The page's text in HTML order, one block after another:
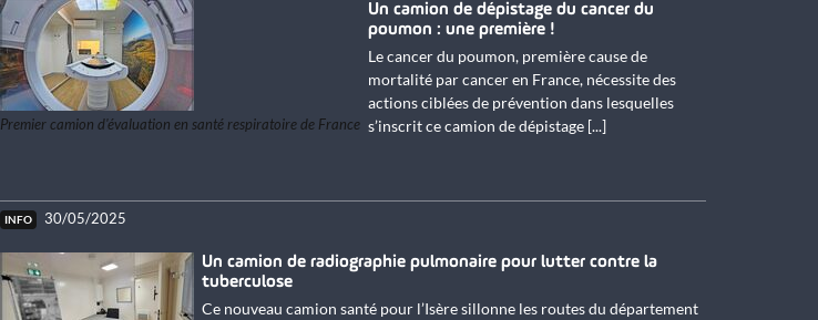
Premier camion d'évaluation en santé respiratoire de France
Un camion de dépistage du cancer du
poumon : une première !
Le cancer du poumon, première cause de
mortalité par cancer en France, nécessite des
actions ciblées de prévention dans lesquelles
s’inscrit ce camion de dépistage [...]
30/05/2025
Un camion de radiographie pulmonaire pour lutter contre la
tuberculose
Ce nouveau camion santé pour l’Isère sillonne les routes du département